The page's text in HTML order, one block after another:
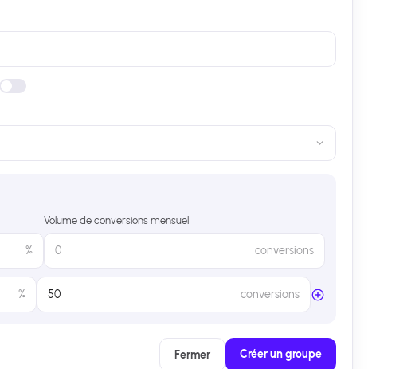
Volume de conversions mensuel
% 0 conversions
% 50 conversions
Fermer Créer un groupe